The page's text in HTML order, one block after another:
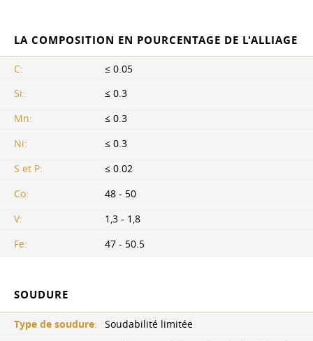
LA COMPOSITION EN POURCENTAGE DE L'ALLIAGE
C:
≤ 0.05
Si:
≤ 0.3
Mn:
≤ 0.3
Ni:
≤ 0.3
S et P:
≤ 0.02
Co:
48 - 50
V:
1,3 - 1,8
Fe:
47 - 50.5
SOUDURE
Type de soudure: Soudabilité limitée